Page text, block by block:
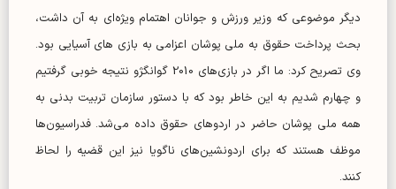
دیگر موضوعی که وزیر ورزش و جوانان اهتمام ویژه‌ای به آن داشت،
بحث پرداخت حقوق به ملی پوشان اعزامی به بازی های آسیایی بود.
وی تصریح کرد: ما اگر در بازی‌های 2010 گوانگژو نتیجه خوبی گرفتیم
و چهارم شدیم به این خاطر بود که با دستور سازمان تربیت بدنی به
همه ملی پوشان حاضر در اردوهای حقوق داده می‌شد. فدراسیون‌ها
موظف هستند که برای اردونشین‌های ناگویا نیز این قضیه را لحاظ
کنند.